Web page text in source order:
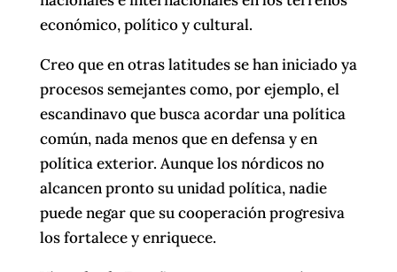
económico, político y cultural.
Creo que en otras latitudes se han iniciado ya
procesos semejantes como, por ejemplo, el
escandinavo que busca acordar una política
común, nada menos que en defensa y en
política exterior. Aunque los nórdicos no
alcancen pronto su unidad política, nadie
puede negar que su cooperación progresiva
los fortalece y enriquece.